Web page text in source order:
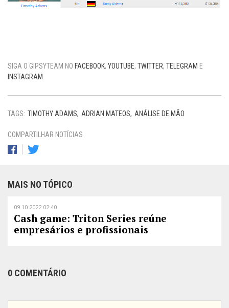
SIGA O GIPSYTEAM NO FACEBOOK, YOUTUBE, TWITTER, TELEGRAM E
INSTAGRAM
TAGS: TIMOTHY ADAMS ADRIAN MATEOS ANÁLISE DE MÃO
COMPARTILHAR NOTÍCIAS
MAIS NO TÓPICO
09.10.2022 02:40
Cash game: Triton Series reúne
empresários e profissionais
0 COMENTÁRIO